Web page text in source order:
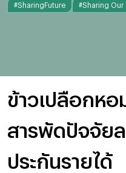
#SharingFuture #Sharing Our
ข้าวเปลือกหอ
สารพัดปัจจัยล
ประกันรายได้